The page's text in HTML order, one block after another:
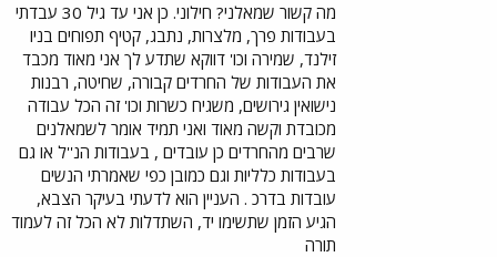
מה קשור שמאלני? חילוני. כן אני עד גיל 30 עבדתי
בעבודות פרך, מלצרות, נתבג, קטיף תפוחים בניו
זילנד, שמירה וכו' דווקא שתדע לך אני מאוד מכבד
את העבודות של החרדים קבורה, שחיטה, רבנות
נישואין גירושים, משגיח כשרות וכו' זה הכל עבודה
מכובדת וקשה מאוד ואני תמיד אומר לשמאלנים
שרבים מהחרדים כן עובדים , בעבודות הנ''ל או גם
בעבודות כלליות וגם כמובן כפי שאמרתי הנשים
עובדות בדרכ . העניין הוא לדעתי בעיקר הצבא,
הגיע הזמן שתשימו יד, השתדלות לא הכל זה לעמוד
תורה